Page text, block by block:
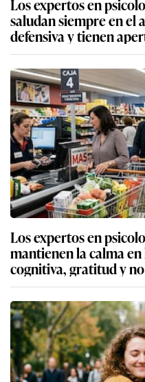
saludan siempre en el
defensiva y tienen
Los expertos en
mantienen la calma
cognitiva, gratitud y